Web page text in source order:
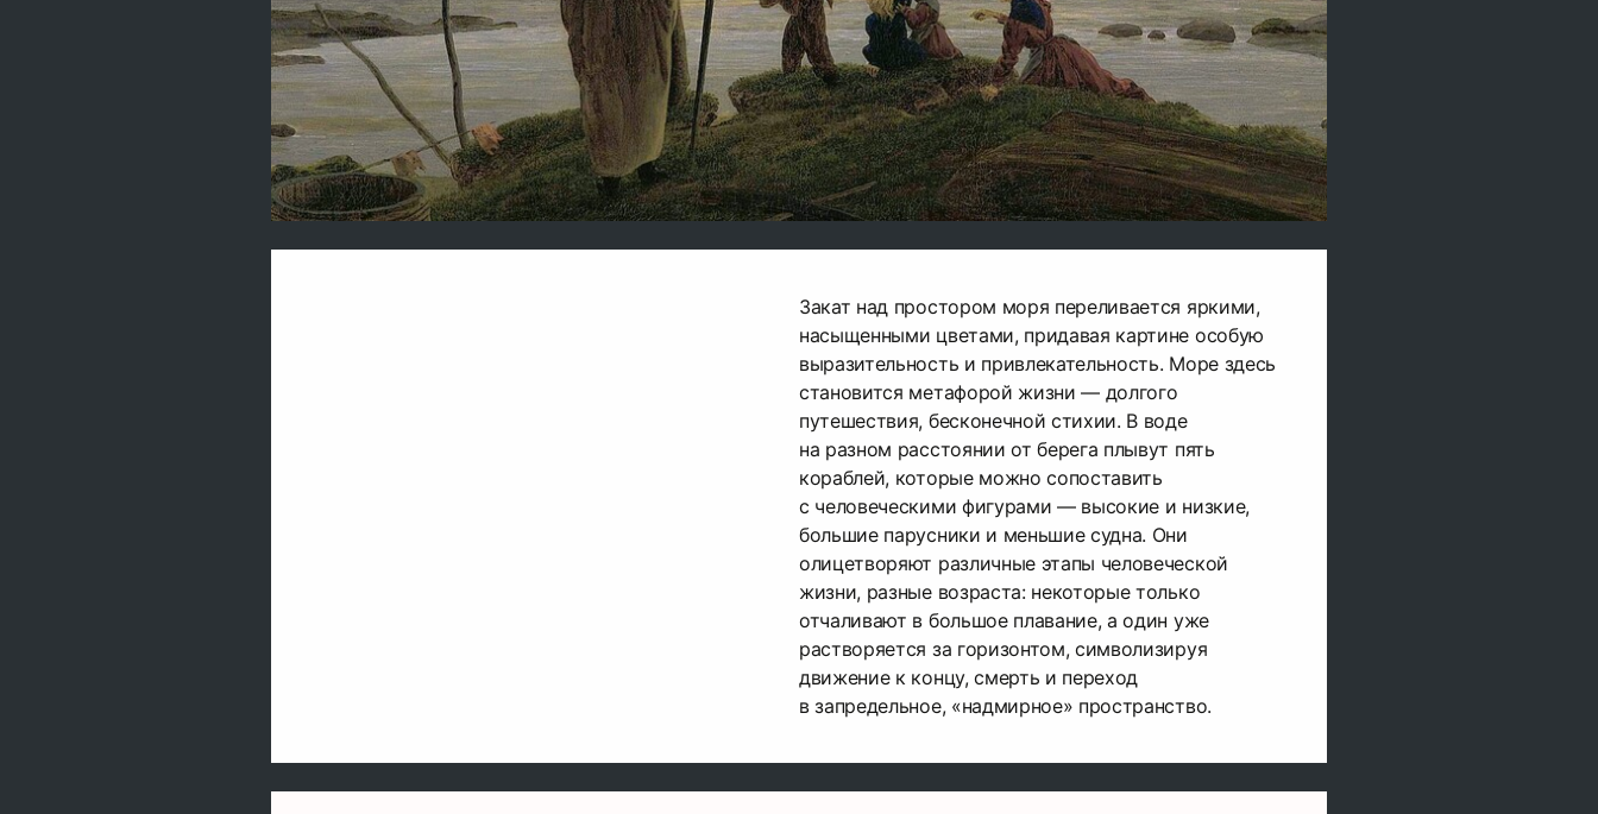
Закат над простором моря переливается яркими,
насыщенными цветами, придавая картине особую
выразительность и привлекательность. Море здесь
становится метафорой жизни — долгого
путешествия, бесконечной стихии. В воде
на разном расстоянии от берега плывут пять
кораблей, которые можно сопоставить
с человеческими фигурами — высокие и низкие,
большие парусники и меньшие судна. Они
олицетворяют различные этапы человеческой
жизни, разные возраста: некоторые только
отчаливают в большое плавание, а один уже
растворяется за горизонтом, символизируя
движение к концу, смерть и переход
в запредельное, «надмирное» пространство.